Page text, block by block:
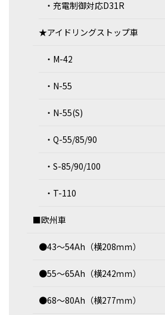
・充電制御対応D31R
★アイドリングストップ車
・M-42
・N-55
・N-55(S)
・Q-55/85/90
・S-85/90/100
・T-110
■欧州車
●43～54Ah（横208ｍｍ）
●55～65Ah（横242ｍｍ）
●68～80Ah（横277ｍｍ）